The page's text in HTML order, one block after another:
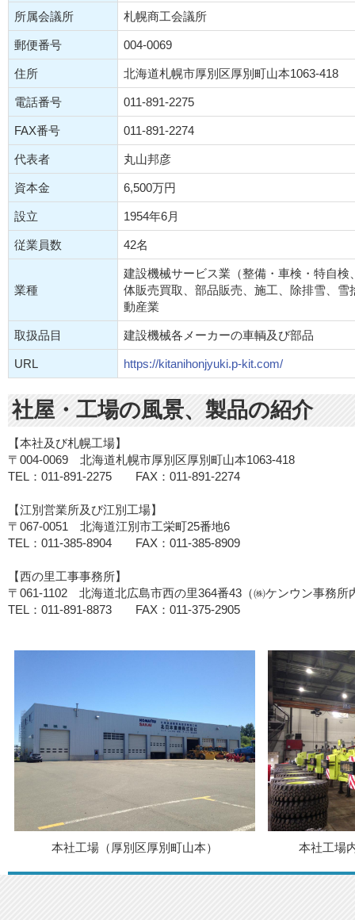
所属会議所 札幌商工会議所
郵便番号 004-0069
住所 北海道札幌市厚別区厚別町山本1063-418
電話番号 011-891-2275
FAX番号 011-891-2274
代表者 丸山邦彦
資本金 6,500万円
設立 1954年6月
従業員数 42名
業種
建設機械サービス業（整備・車検・特自検
体販売買取、部品販売、施工、除排雪、雪
動産業
取扱品目 建設機械各メーカーの車輌及び部品
URL https://kitanihonjyuki.p-kit.com/
社屋・工場の風景、製品の紹介
【本社及び札幌工場】
〒004-0069 北海道札幌市厚別区厚別町山本1063-418
TEL：011-891-2275 FAX：011-891-2274
【江別営業所及び江別工場】
〒067-0051 北海道江別市工栄町25番地6
TEL：011-385-8904 FAX：011-385-8909
【西の里工事事務所】
〒061-1102 北海道北広島市西の里364番43（㈱ケンウン事務所
TEL：011-891-8873 FAX：011-375-2905
本社工場（厚別区厚別町山本） 本社工場